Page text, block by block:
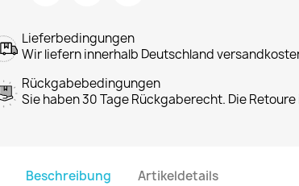
Lieferbedingungen
Wir liefern innerhalb Deutschland
Rückgabebedingungen
Sie haben 30 Tage Rückgaberecht. Die
Beschreibung Artikeldetails